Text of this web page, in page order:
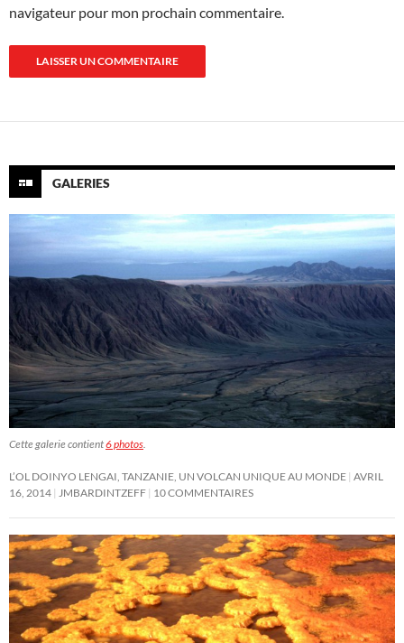
navigateur pour mon prochain commentaire.
GALERIES
Cette galerie contient6 photos
L’OL DOINYO LENGAI, TANZANIE, UN VOLCAN UNIQUE AU MONDE AVRIL
16, 2014
JMBARDINTZEFF 10 COMMENTAIRES